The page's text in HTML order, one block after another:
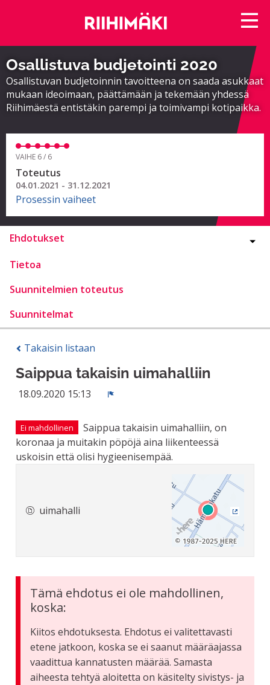
Osallistuva budjetointi 2020
Osallistuvan budjetoinnin tavoitteena on saada asukkaat
mukaan ideoimaan, päättämään ja tekemään yhdessä
Riihimäestä entistäkin parempi ja toimivampi kotipaikka.
VAIHE 6 / 6
Toteutus
04.01.2021 - 31.12.2021
Prosessin vaiheet
Ehdotukset
Tietoa
Suunnitelmien toteutus
Suunnitelmat
Takaisin listaan
Saippua takaisin uimahalliin
18.09.2020 15:13
Ei mahdollinen
Saippua takaisin uimahalliin, on
koronaa ja muitakin pöpöjä aina liikenteessä
uskoisin että olisi hygieenisempää.
uimahalli
Tämä ehdotus ei ole mahdollinen,
koska:
Kiitos ehdotuksesta. Ehdotus ei valitettavasti
etene jatkoon, koska se ei saanut määräajassa
vaadittua kannatusten määrää. Samasta
aiheesta tehtyä aloitetta on käsitelty sivistys- ja